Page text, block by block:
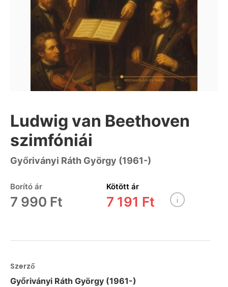
Ludwig van Beethoven
szimfóniái
Győriványi Ráth György (1961-)
Borító ár
7 990 Ft
Kötött ár
7 191 Ft
Szerző
Győriványi Ráth György (1961-)